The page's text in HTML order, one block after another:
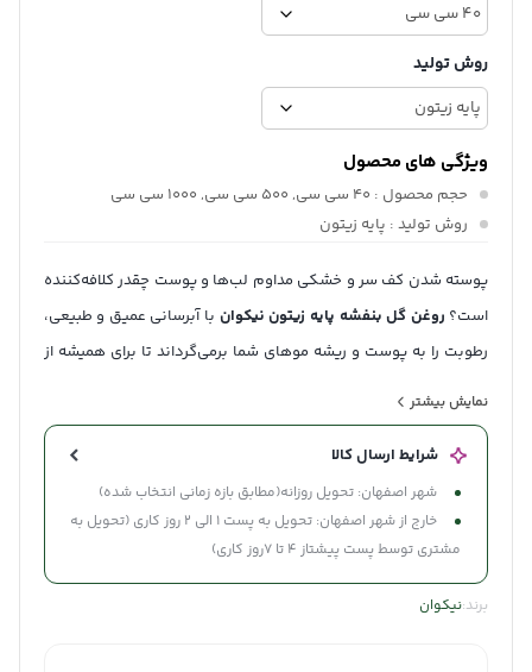
روش تولید
ویژگی های محصول
حجم محصول : 40 سی سی, 500 سی سی, 1000 سی سی
روش تولید : پایه زیتون
پوسته شدن کف سر و خشکی مداوم لب‌ها و پوست چقدر کلافه‌کننده‌
است؟ روغن گل بنفشه پایه زیتون نیکوان با آبرسانی عمیق و طبیعی،
رطوبت را به پوست و ریشه موهای شما برمی‌گرداند تا برای همیشه از
نمایش بیشتر
شرایط ارسال کالا
شهر اصفهان: تحویل روزانه(مطابق بازه زمانی انتخاب شده)
خارج از شهر اصفهان: تحویل به پست 1 الی 2 روز کاری (تحویل به
مشتری توسط پست پیشتاز 4 تا 7روز کاری)
برند:نیکوان